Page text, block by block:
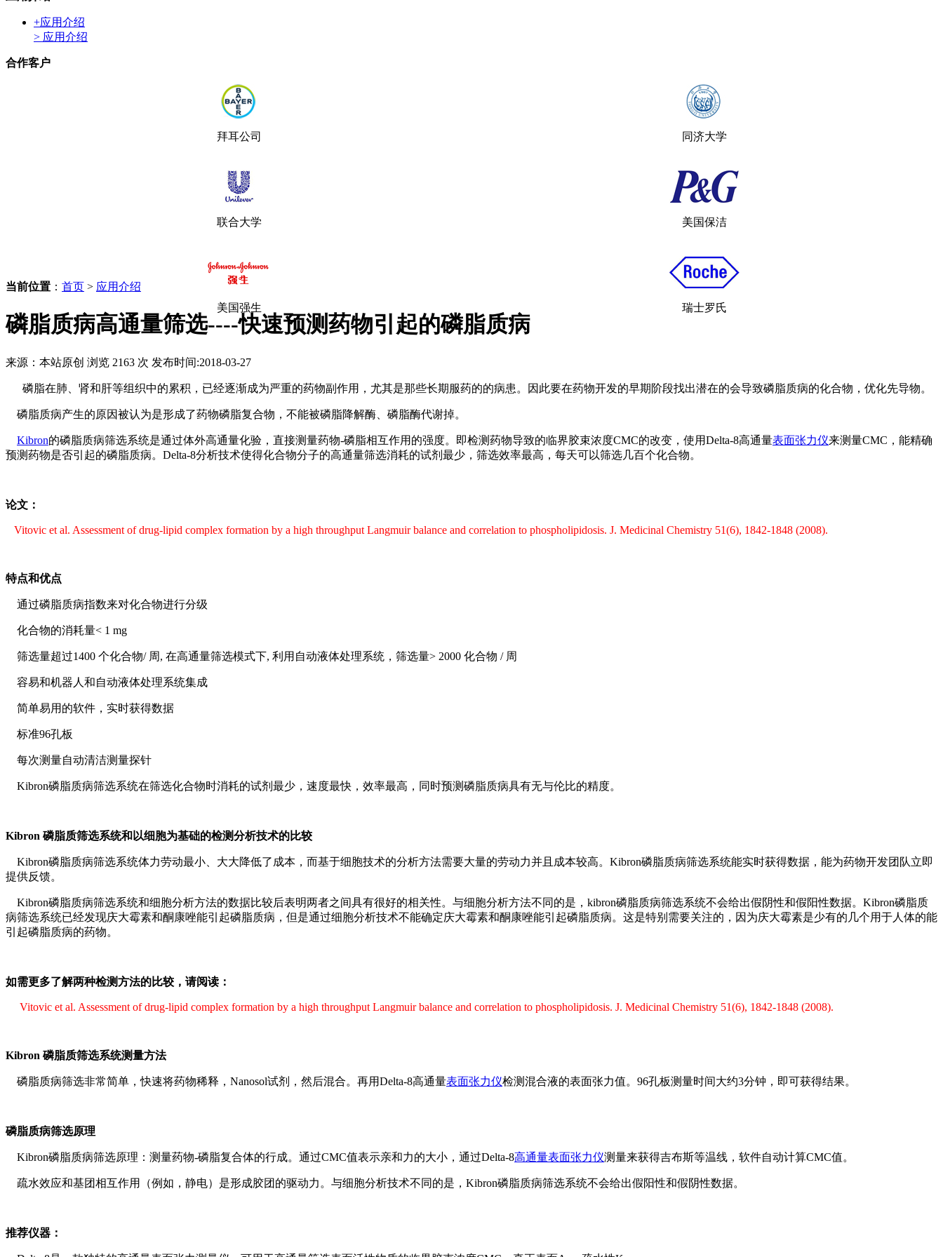
+应用介绍
> 应用介绍
合作客户
拜耳公司 同济大学
联合大学 美国保洁
美国强生 瑞士罗氏
当前位置 ： 首页 > 应用介绍
磷脂质病高通量筛选----快速预测药物引起的磷脂质病
来源：本站原创 浏览 2163 次 发布时间:2018-03-27
磷脂在肺、肾和肝等组织中的累积，已经逐渐成为严重的药物副作用，尤其是那些长期服药的的病患。因此要在药物开发的早期阶段找出潜在的会导致磷脂质病的化合物，优化先导物。
磷脂质病产生的原因被认为是形成了药物磷脂复合物，不能被磷脂降解酶、磷脂酶代谢掉。
Kibron的磷脂质病筛选系统是通过体外高通量化验，直接测量药物-磷脂相互作用的强度。即检测药物导致的临界胶束浓度CMC的改变，使用Delta-8高通量表面张力仪来测量CMC，能精确
预测药物是否引起的磷脂质病。Delta-8分析技术使得化合物分子的高通量筛选消耗的试剂最少，筛选效率最高，每天可以筛选几百个化合物。
论文：
Vitovic et al. Assessment of drug-lipid complex formation by a high throughput Langmuir balance and correlation to phospholipidosis. J. Medicinal Chemistry 51(6), 1842-1848 (2008).
特点和优点
通过磷脂质病指数来对化合物进行分级
化合物的消耗量< 1 mg
筛选量超过1400 个化合物/ 周, 在高通量筛选模式下, 利用自动液体处理系统，筛选量> 2000 化合物 / 周
容易和机器人和自动液体处理系统集成
简单易用的软件，实时获得数据
标准96孔板
每次测量自动清洁测量探针
Kibron磷脂质病筛选系统在筛选化合物时消耗的试剂最少，速度最快，效率最高，同时预测磷脂质病具有无与伦比的精度。
Kibron 磷脂质筛选系统和以细胞为基础的检测分析技术的比较
Kibron磷脂质病筛选系统体力劳动最小、大大降低了成本，而基于细胞技术的分析方法需要大量的劳动力并且成本较高。Kibron磷脂质病筛选系统能实时获得数据，能为药物开发团队立即
提供反馈。
Kibron磷脂质病筛选系统和细胞分析方法的数据比较后表明两者之间具有很好的相关性。与细胞分析方法不同的是，kibron磷脂质病筛选系统不会给出假阴性和假阳性数据。Kibron磷脂质
病筛选系统已经发现庆大霉素和酮康唑能引起磷脂质病，但是通过细胞分析技术不能确定庆大霉素和酮康唑能引起磷脂质病。这是特别需要关注的，因为庆大霉素是少有的几个用于人体的能
引起磷脂质病的药物。
如需更多了解两种检测方法的比较，请阅读：
Vitovic et al. Assessment of drug-lipid complex formation by a high throughput Langmuir balance and correlation to phospholipidosis. J. Medicinal Chemistry 51(6), 1842-1848 (2008).
Kibron 磷脂质筛选系统测量方法
磷脂质病筛选非常简单，快速将药物稀释，Nanosol试剂，然后混合。再用Delta-8高通量表面张力仪检测混合液的表面张力值。96孔板测量时间大约3分钟，即可获得结果。
磷脂质病筛选原理
Kibron磷脂质病筛选原理：测量药物-磷脂复合体的行成。通过CMC值表示亲和力的大小，通过Delta-8高通量表面张力仪测量来获得吉布斯等温线，软件自动计算CMC值。
疏水效应和基团相互作用（例如，静电）是形成胶团的驱动力。与细胞分析技术不同的是，Kibron磷脂质病筛选系统不会给出假阳性和假阴性数据。
推荐仪器：